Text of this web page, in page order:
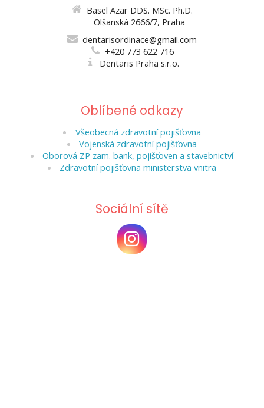
Basel Azar DDS. MSc. Ph.D.
Olšanská 2666/7, Praha
dentarisordinace@gmail.com
+420 773 622 716
Dentaris Praha s.r.o.
Oblíbené odkazy
Všeobecná zdravotní pojišťovna
Vojenská zdravotní pojišťovna
Oborová ZP zam. bank, pojišťoven a stavebnictví
Zdravotní pojišťovna ministerstva vnitra
Sociální sítě